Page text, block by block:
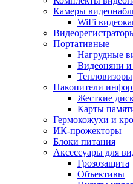
Камеры
WiFi
Портативные
Нагрудные
Видеоняни
Тепловизоры
Накопители
Жесткие
Карты
Гермокожухи и
ИК-прожекторы
Блоки питания
Аксессуары для
Грозозащита
Объективы